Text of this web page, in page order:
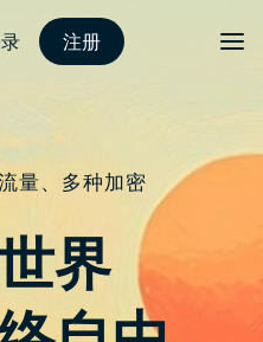
Search
渗透测试
加速器使用指南中心